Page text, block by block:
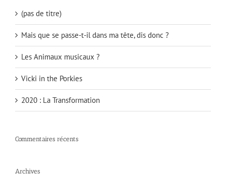
(pas de titre)
Mais que se passe-t-il dans ma tête, dis donc ?
Les Animaux musicaux ?
Vicki in the Porkies
2020 : La Transformation
Commentaires récents
Archives